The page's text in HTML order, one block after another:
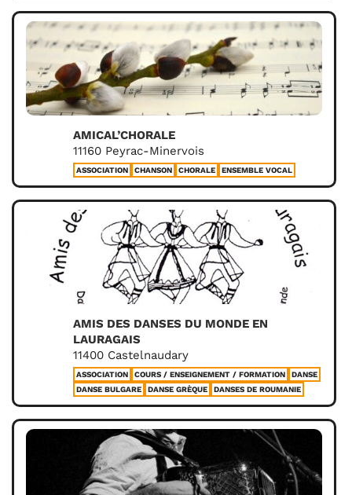
AMICAL’CHORALE
11160 Peyrac-Minervois
ASSOCIATION CHANSON CHORALE ENSEMBLE VOCAL
AMIS DES DANSES DU MONDE EN
LAURAGAIS
11400 Castelnaudary
ASSOCIATION COURS / ENSEIGNEMENT / FORMATION
DANSE
DANSE BULGARE
DANSE GRÈQUE DANSES DE ROUMANIE